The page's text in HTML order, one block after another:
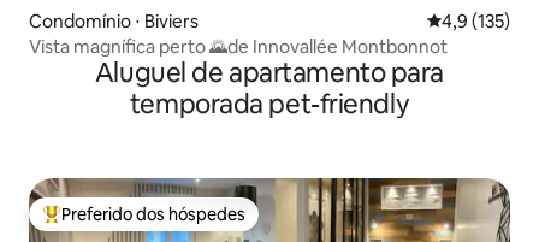
Condomínio ⋅ Biviers 4,9 de uma
4,9 (135)
Vista magnífica perto 🌄de Innovallée Montbonnot
Aluguel de apartamento para
temporada pet-friendly
Entre os melhores preferidos dos hóspedes
Preferido dos hóspedes